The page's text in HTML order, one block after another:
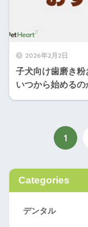
2026年2月2日
子犬向け歯磨き
いつから始めるの
1
Categories
デンタル